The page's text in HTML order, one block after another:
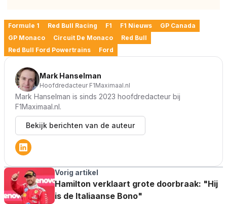
Formule 1 Red Bull Racing F1 F1 Nieuws
GP Canada
GP Monaco
Circuit De Monaco
Red Bull
Red Bull Ford Powertrains
Ford
Mark Hanselman
Hoofdredacteur F1Maximaal.nl
Mark Hanselman is sinds 2023 hoofdredacteur bij
F1Maximaal.nl.
Bekijk berichten van de auteur
Vorig artikel
Hamilton verklaart grote doorbraak: "Hij
is de Italiaanse Bono"